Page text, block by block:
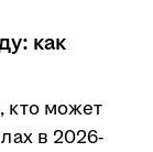
как
кто может
в 2026-